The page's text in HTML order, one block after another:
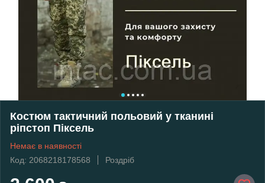
Костюм тактичний польовий у тканині
ріпстоп Піксель
Немає в наявності
Код: 2068218178568
Роздріб